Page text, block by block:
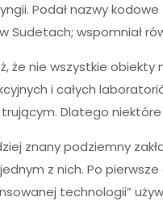
Podał nazwy
Sudetach; wspomniał
że nie wszystkie obiekty
i całych
Dlatego
znany podziemny
z nich. Po
technologii”